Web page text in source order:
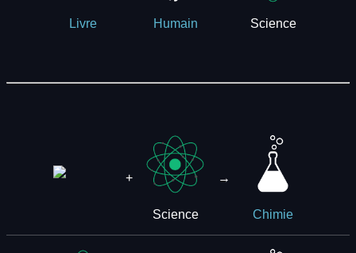
Livre Humain Science
+
Science
→
Chimie